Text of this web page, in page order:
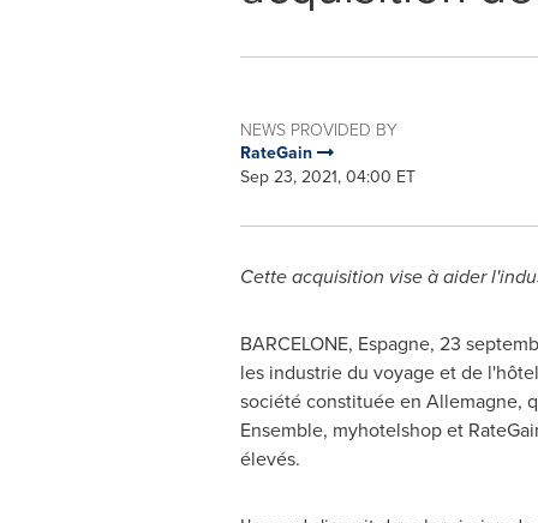
NEWS PROVIDED BY
RateGain
Sep 23, 2021, 04:00 ET
Cette acquisition vise à aider
BARCELONE, Espagne, 23
les industrie du voyage et de
société constituée en Allemagne,
Ensemble, myhotelshop et
élevés.